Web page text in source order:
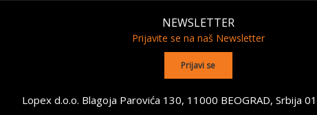
NEWSLETTER
Prijavite se na naš Newsletter
Lopex d.o.o. Blagoja Parovića 130, 11000 BEOGRAD, Srbija